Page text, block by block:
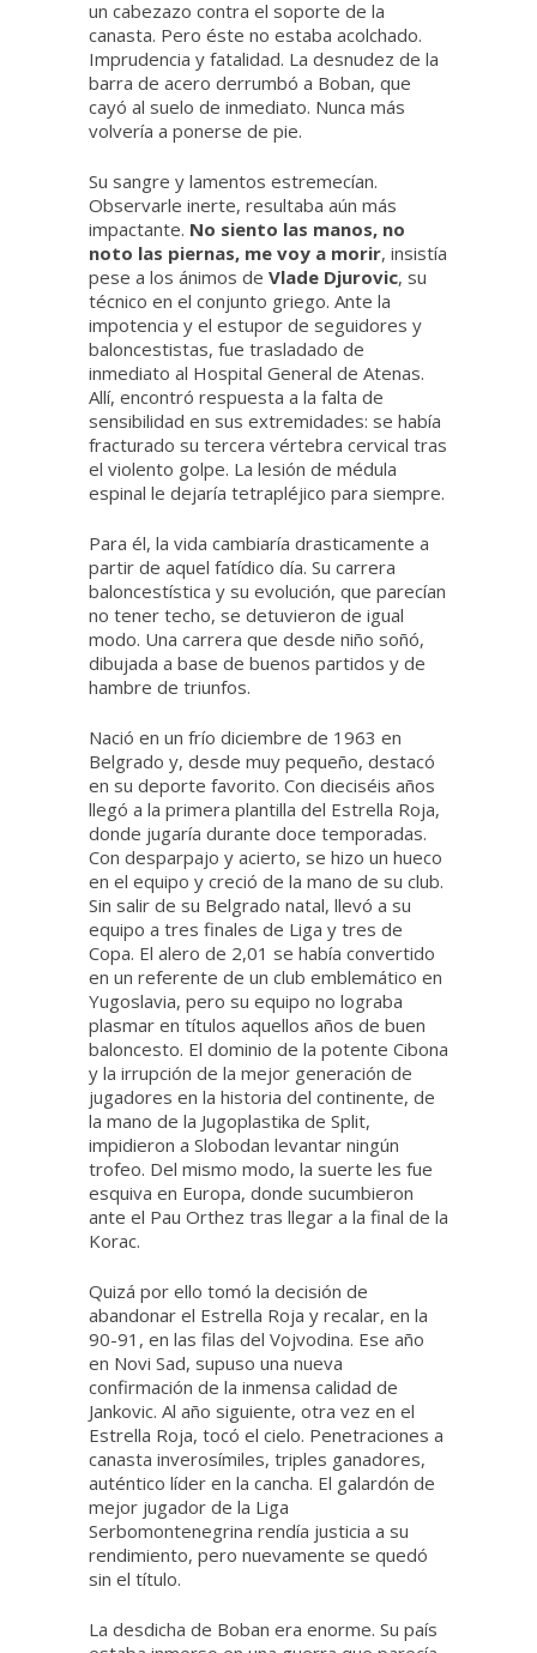
un cabezazo contra el soporte de la
canasta. Pero éste no estaba acolchado.
Imprudencia y fatalidad. La desnudez de la
barra de acero derrumbó a Boban, que
cayó al suelo de inmediato. Nunca más
volvería a ponerse de pie.
Su sangre y lamentos estremecían.
Observarle inerte, resultaba aún más
impactante. No siento las manos, no
noto las piernas, me voy a morir, insistía
pese a los ánimos de Vlade Djurovic, su
técnico en el conjunto griego. Ante la
impotencia y el estupor de seguidores y
baloncestistas, fue trasladado de
inmediato al Hospital General de Atenas.
Allí, encontró respuesta a la falta de
sensibilidad en sus extremidades: se había
fracturado su tercera vértebra cervical tras
el violento golpe. La lesión de médula
espinal le dejaría tetrapléjico para siempre.
Para él, la vida cambiaría drasticamente a
partir de aquel fatídico día. Su carrera
baloncestística y su evolución, que parecían
no tener techo, se detuvieron de igual
modo. Una carrera que desde niño soñó,
dibujada a base de buenos partidos y de
hambre de triunfos.
Nació en un frío diciembre de 1963 en
Belgrado y, desde muy pequeño, destacó
en su deporte favorito. Con dieciséis años
llegó a la primera plantilla del Estrella Roja,
donde jugaría durante doce temporadas.
Con desparpajo y acierto, se hizo un hueco
en el equipo y creció de la mano de su club.
Sin salir de su Belgrado natal, llevó a su
equipo a tres finales de Liga y tres de
Copa. El alero de 2,01 se había convertido
en un referente de un club emblemático en
Yugoslavia, pero su equipo no lograba
plasmar en títulos aquellos años de buen
baloncesto. El dominio de la potente Cibona
y la irrupción de la mejor generación de
jugadores en la historia del continente, de
la mano de la Jugoplastika de Split,
impidieron a Slobodan levantar ningún
trofeo. Del mismo modo, la suerte les fue
esquiva en Europa, donde sucumbieron
ante el Pau Orthez tras llegar a la final de la
Korac.
Quizá por ello tomó la decisión de
abandonar el Estrella Roja y recalar, en la
90-91, en las filas del Vojvodina. Ese año
en Novi Sad, supuso una nueva
confirmación de la inmensa calidad de
Jankovic. Al año siguiente, otra vez en el
Estrella Roja, tocó el cielo. Penetraciones a
canasta inverosímiles, triples ganadores,
auténtico líder en la cancha. El galardón de
mejor jugador de la Liga
Serbomontenegrina rendía justicia a su
rendimiento, pero nuevamente se quedó
sin el título.
La desdicha de Boban era enorme. Su país